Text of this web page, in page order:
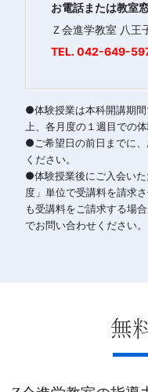
お電話または教室
Ｚ会進学教室 八王
TEL.042-649-
●体験授業は本科開講期
上、各月度の１週目での
●ご希望日の前日までに
ください。
●体験授業後にご入会い
度」単位で受講料を請求
も受講料をご請求する場
でお問い合わせください。
無